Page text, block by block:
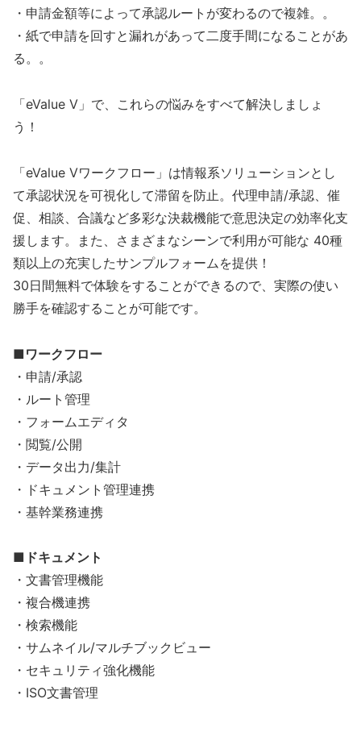
・申請金額等によって承認ルートが変わるので複雑。。
・紙で申請を回すと漏れがあって二度手間になることがあ
る。。
「eValue V」で、これらの悩みをすべて解決しましょ
う！
「eValue Vワークフロー」は情報系ソリューションとし
て承認状況を可視化して滞留を防止。代理申請/承認、催
促、相談、合議など多彩な決裁機能で意思決定の効率化支
援します。また、さまざまなシーンで利用が可能な 40種
類以上の充実したサンプルフォームを提供！
30日間無料で体験をすることができるので、実際の使い
勝手を確認することが可能です。
■ワークフロー
・申請/承認
・ルート管理
・フォームエディタ
・閲覧/公開
・データ出力/集計
・ドキュメント管理連携
・基幹業務連携
■ドキュメント
・文書管理機能
・複合機連携
・検索機能
・サムネイル/マルチブックビュー
・セキュリティ強化機能
・ISO文書管理